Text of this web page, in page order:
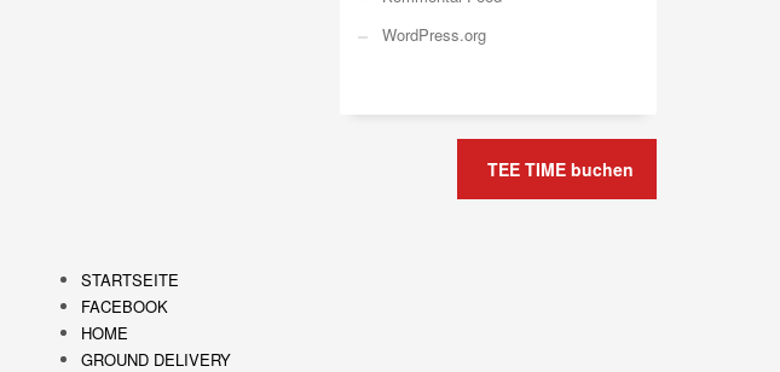
WordPress.org
TEE TIME buchen
STARTSEITE
FACEBOOK
HOME
GROUND DELIVERY